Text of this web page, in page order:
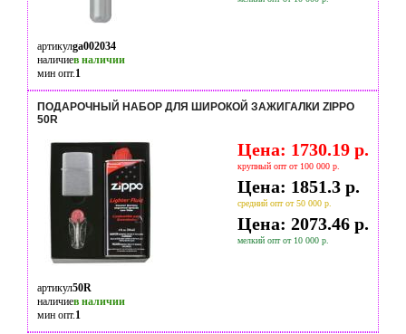
артикулga002034
наличиев наличии
мин опт.1
ПОДАРОЧНЫЙ НАБОР ДЛЯ ШИРОКОЙ ЗАЖИГАЛКИ ZIPPO
50R
Цена: 1730.19 р.
крупный опт от 100 000 р.
Цена: 1851.3 р.
средний опт от 50 000 р.
Цена: 2073.46 р.
мелкий опт от 10 000 р.
артикул50R
наличиев наличии
мин опт.1